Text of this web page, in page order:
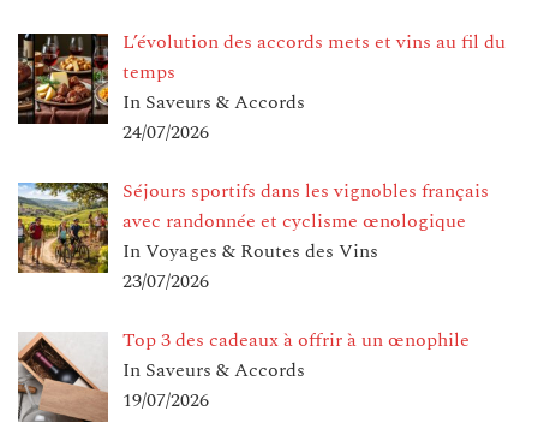
L’évolution des accords mets et vins au fil du
temps
In Saveurs & Accords
24/07/2026
Séjours sportifs dans les vignobles français
avec randonnée et cyclisme œnologique
In Voyages & Routes des Vins
23/07/2026
Top 3 des cadeaux à offrir à un œnophile
In Saveurs & Accords
19/07/2026